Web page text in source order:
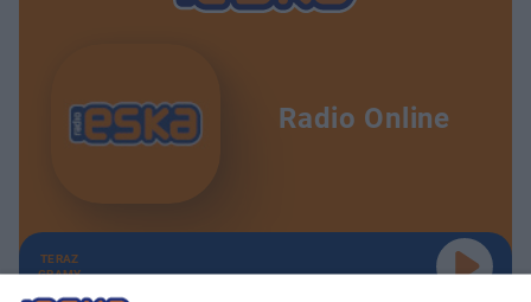
Radio Online
TERAZ
GRAMY